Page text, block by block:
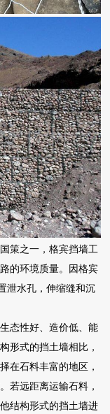
策之一，格宾挡墙工
的环境质量。因格宾
泄水孔，伸缩缝和沉
态性好、造价低、能
形式的挡土墙相比，
在石料丰富的地区，
若远距离运输石料，
结构形式的挡土墙进